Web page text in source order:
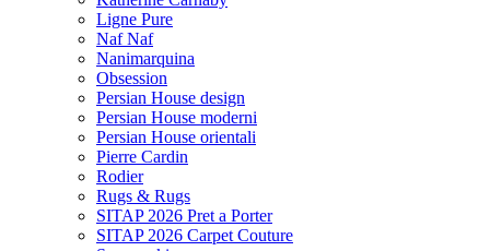
Ligne Pure
Naf Naf
Nanimarquina
Obsession
Persian House design
Persian House moderni
Persian House orientali
Pierre Cardin
Rodier
Rugs & Rugs
SITAP 2026 Pret a Porter
SITAP 2026 Carpet Couture